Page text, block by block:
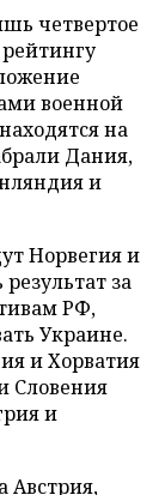
четвертое
военной
на
Дания,
и
Норвегия и
за
РФ,
Украине.
и Хорватия
Словения
и
Австрия,